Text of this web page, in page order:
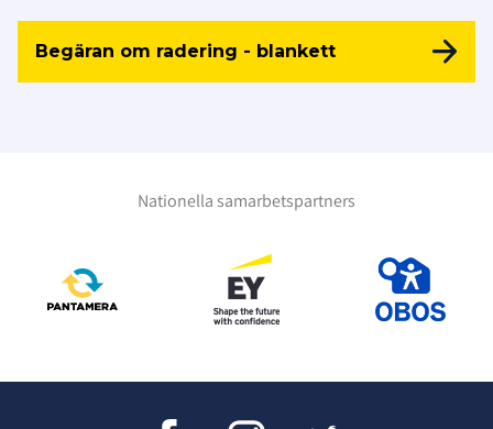
Begäran om radering - blankett
Nationella samarbetspartners